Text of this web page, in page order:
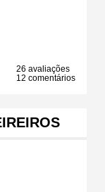
26 avaliações
12 comentários